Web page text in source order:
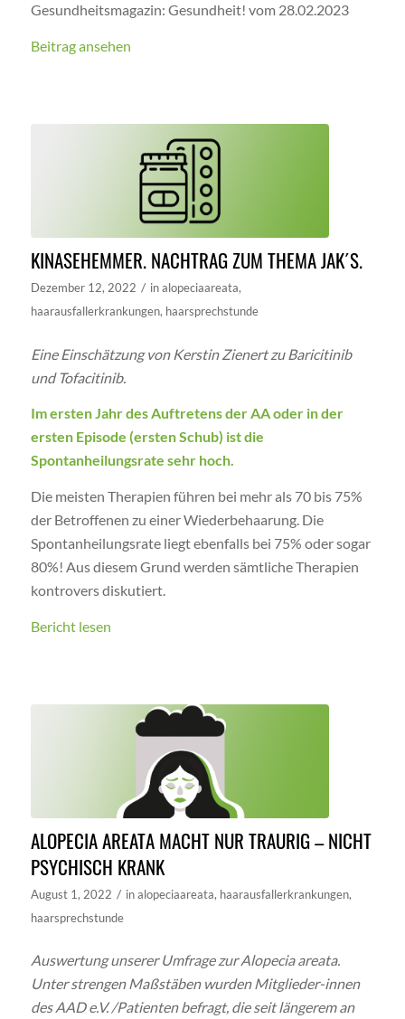
Gesundheitsmagazin: Gesundheit! vom 28.02.2023
Beitrag ansehen
KINASEHEMMER. NACHTRAG ZUM THEMA JAK´S.
Dezember 12, 2022 / inalopeciaareata,
haarausfallerkrankungen, haarsprechstunde
Eine Einschätzung von Kerstin Zienert zu Baricitinib
und Tofacitinib.
Im ersten Jahr des Auftretens der AA oder in der
ersten Episode (ersten Schub) ist die
Spontanheilungsrate sehr hoch.
Die meisten Therapien führen bei mehr als 70 bis 75%
der Betroffenen zu einer Wiederbehaarung. Die
Spontanheilungsrate liegt ebenfalls bei 75% oder sogar
80%! Aus diesem Grund werden sämtliche Therapien
kontrovers diskutiert.
Bericht lesen
ALOPECIA AREATA MACHT NUR TRAURIG – NICHT
PSYCHISCH KRANK
August 1, 2022 / inalopeciaareata, haarausfallerkrankungen,
haarsprechstunde
Auswertung unserer Umfrage zur Alopecia areata.
Unter strengen Maßstäben wurden Mitglieder-innen
des AAD e.V. /Patienten befragt, die seit längerem an